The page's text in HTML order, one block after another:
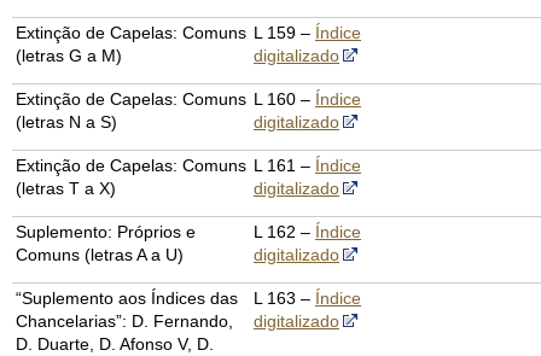
Extinção de Capelas: Comuns
(letras G a M)
L 159 – Índice
digitalizado
Extinção de Capelas: Comuns
(letras N a S)
L 160 – Índice
digitalizado
Extinção de Capelas: Comuns
(letras T a X)
L 161 – Índice
digitalizado
Suplemento: Próprios e
Comuns (letras A a U)
L 162 – Índice
digitalizado
“Suplemento aos Índices das
Chancelarias”: D. Fernando,
D. Duarte, D. Afonso V, D.
L 163 – Índice
digitalizado